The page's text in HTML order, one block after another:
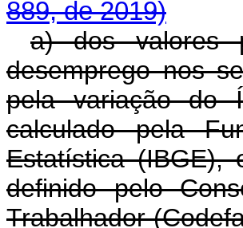
889, de 2019)
a) dos valores
desemprego nos
pela variação do
calculado pela
Estatística (IBGE),
definido pelo
Trabalhador